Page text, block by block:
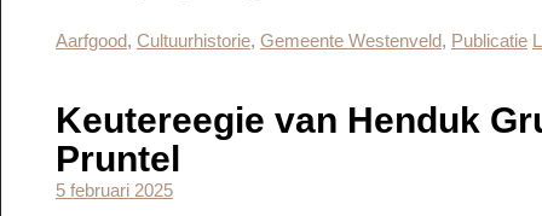
Aarfgood, Cultuurhistorie, Gemeente Westenveld, Publicatie
Keutereegie van Henduk
Pruntel
5 februari 2025